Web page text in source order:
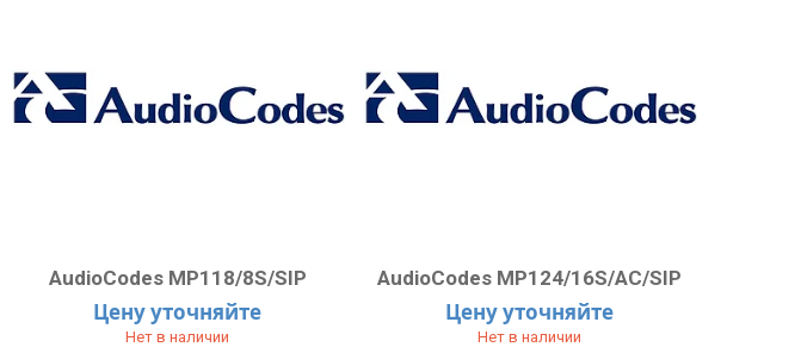
AudioCodes MP118/8S/SIP
Цену уточняйте
Нет в наличии
AudioCodes MP124/16S/AC/SIP
Цену уточняйте
Нет в наличии